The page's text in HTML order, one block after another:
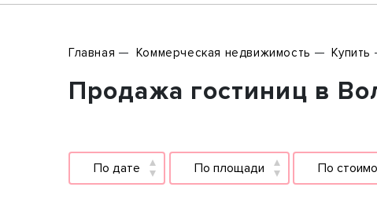
Главная Коммерческая недвижимость Купить
Продажа гостиниц в
По дате По площади По